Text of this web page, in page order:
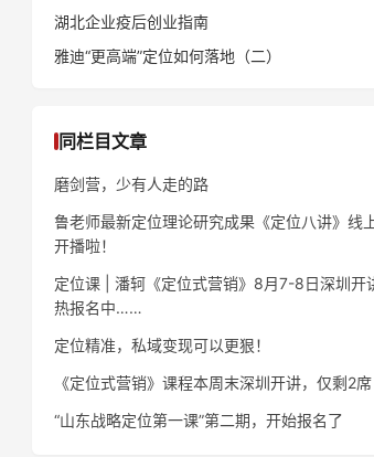
湖北企业疫后创业指南
雅迪“更高端”定位如何落地（二）
同栏目文章
磨剑营，少有人走的路
鲁老师最新定位理论研究成果《定位八讲》线
开播啦！
定位课 | 潘轲《定位式营销》8月7-8日深圳开
热报名中……
定位精准，私域变现可以更狠！
《定位式营销》课程本周末深圳开讲，仅剩2席
“山东战略定位第一课”第二期，开始报名了